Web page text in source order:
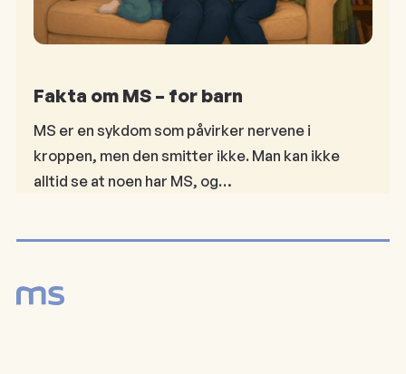
Fakta om MS – for barn
MS er en sykdom som påvirker nervene i
kroppen, men den smitter ikke. Man kan ikke
alltid se at noen har MS, og…